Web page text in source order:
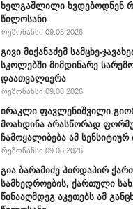
ხელგაშლილი ხვდებოდნენ
წილოსანი
რეზონანსი 09.08.2026
გივი მიქანაძემ სამცხე-
სკოლებში მიმდინარე
დაათვალიერა
რეზონანსი 09.08.2026
ირაკლი ფავლენიშვილი
მოახდინა არასწორად
ჩამოყალიბება ამ სენსიტიურ
რეზონანსი 09.08.2026
გია ბარამიძე პირდაპირ
სამხედროების, ქართული
წინააღმდეგ აკეთებს ამ